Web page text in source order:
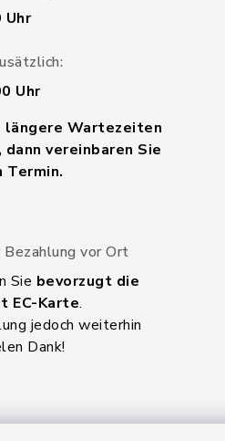
Uhr
Uhr
Wartezeiten
vereinbaren Sie
vor Ort
Sie bevorzugt die
EC-Karte.
jedoch weiterhin
Dank!